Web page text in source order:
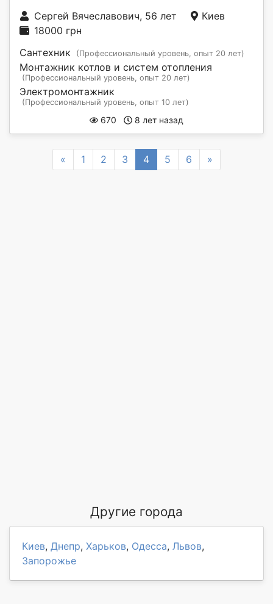
Сергей Вячеславович, 56 лет
Киев
18000 грн
Сантехник
(Профессиональный уровень, опыт 20 лет)
Монтажник котлов и систем отопления
(Профессиональный уровень, опыт 20 лет)
Электромонтажник
(Профессиональный уровень, опыт 10 лет)
670 8 лет назад
« Previous
1 2 3 4 5 6 »
Другие города
Киев, Днепр, Харьков, Одесса, Львов,
Запорожье